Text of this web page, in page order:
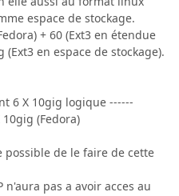
espace de stockage.
+ 60 (Ext3 en étendue
en espace de stockage).
6 X 10gig logique ------
10gig (Fedora)
possible de le faire de cette
n'aura pas a avoir acces au